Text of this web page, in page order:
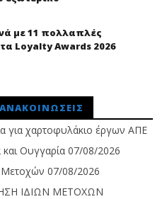
με 11 πολλαπλές
Loyalty Awards 2026
για χαρτοφυλάκιο έργων ΑΠΕ
Ουγγαρία 07/08/2026
Μετοχών 07/08/2026
ΙΔΙΩΝ ΜΕΤΟΧΩΝ